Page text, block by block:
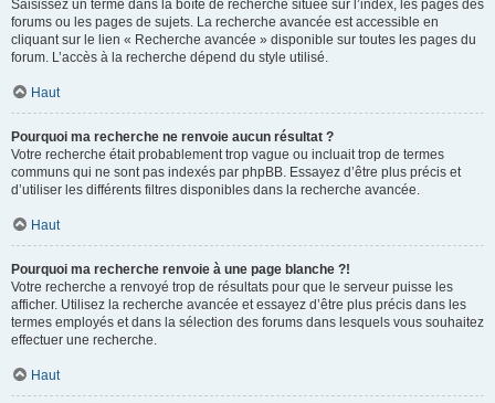
Saisissez un terme dans la boîte de recherche située sur l’index, les pages des
forums ou les pages de sujets. La recherche avancée est accessible en
cliquant sur le lien « Recherche avancée » disponible sur toutes les pages du
forum. L’accès à la recherche dépend du style utilisé.
Haut
Pourquoi ma recherche ne renvoie aucun résultat ?
Votre recherche était probablement trop vague ou incluait trop de termes
communs qui ne sont pas indexés par phpBB. Essayez d’être plus précis et
d’utiliser les différents filtres disponibles dans la recherche avancée.
Haut
Pourquoi ma recherche renvoie à une page blanche ?!
Votre recherche a renvoyé trop de résultats pour que le serveur puisse les
afficher. Utilisez la recherche avancée et essayez d’être plus précis dans les
termes employés et dans la sélection des forums dans lesquels vous souhaitez
effectuer une recherche.
Haut